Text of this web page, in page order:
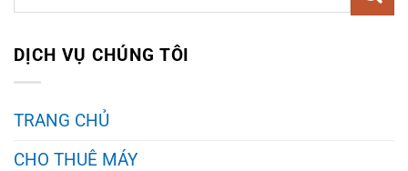
DỊCH VỤ CHÚNG TÔI
TRANG CHỦ
CHO THUÊ MÁY